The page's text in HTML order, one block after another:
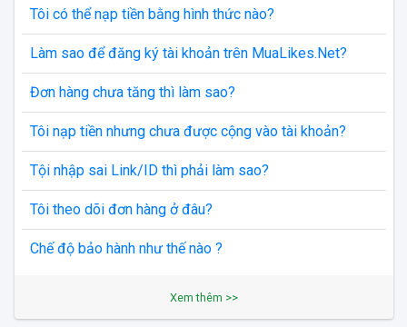
Tôi có thể nạp tiền bằng hình thức nào?
Làm sao để đăng ký tài khoản trên MuaLikes.Net?
Đơn hàng chưa tăng thì làm sao?
Tôi nạp tiền nhưng chưa được cộng vào tài khoản?
Tội nhập sai Link/ID thì phải làm sao?
Tôi theo dõi đơn hàng ở đâu?
Chế độ bảo hành như thế nào ?
Xem thêm >>